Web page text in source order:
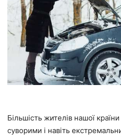
Більшість жителів нашої
суворими і навіть